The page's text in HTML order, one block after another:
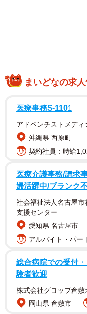
ております 今日から
なヒップが惜しげも
た曲線美を堪能できる
【ちとせよしのさんプ
2000年、佐賀県生ま
活躍するほか、アイド
まいどなの求
医療事務S-1101
アドベンチストメディ
沖縄県 西原町
契約社員：時給
医療介護事務/請求
婦活躍中/ブランク
社会福祉法人名古屋市
支援センター
愛知県 名古屋市
アルバイト・パー
総合病院での受付
験者歓迎
株式会社グロップ倉敷
岡山県 倉敷市